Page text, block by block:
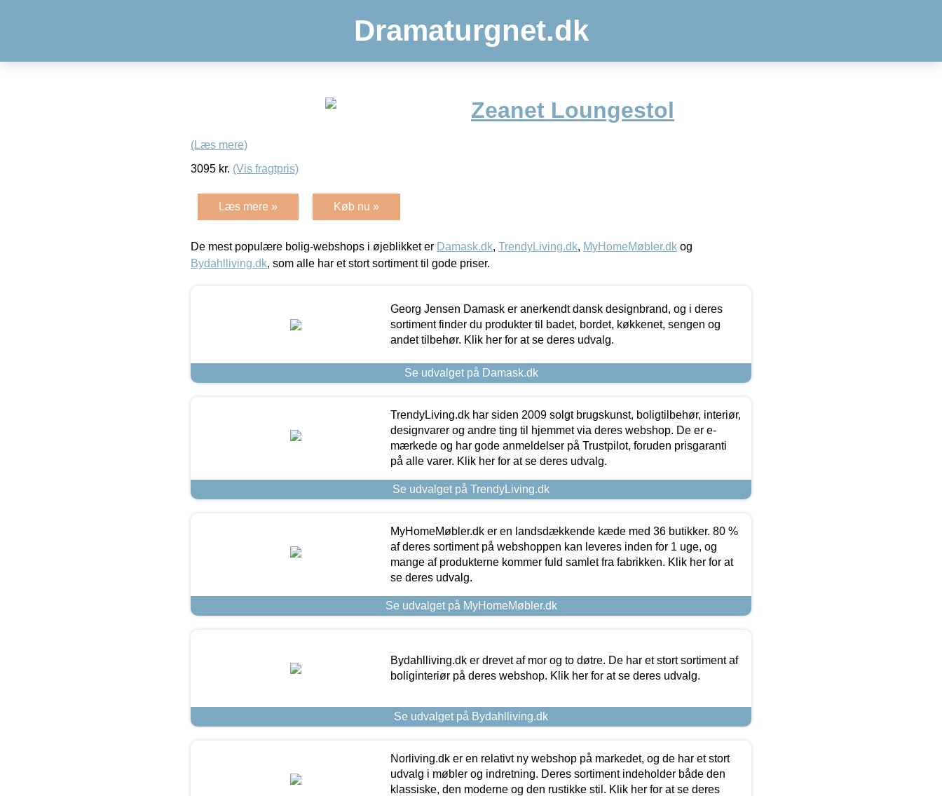
Dramaturgnet.dk
Zeanet Loungestol
(Læs mere)
3095 kr. (Vis fragtpris)
Læs mere » Køb nu »
De mest populære bolig-webshops i øjeblikket er Damask.dk, TrendyLiving.dk, MyHomeMøbler.dk og
Bydahlliving.dk, som alle har et stort sortiment til gode priser.
Georg Jensen Damask er anerkendt dansk designbrand, og i deres
sortiment finder du produkter til badet, bordet, køkkenet, sengen og
andet tilbehør. Klik her for at se deres udvalg.
Se udvalget på Damask.dk
TrendyLiving.dk har siden 2009 solgt brugskunst, boligtilbehør, interiør,
designvarer og andre ting til hjemmet via deres webshop. De er e-
mærkede og har gode anmeldelser på Trustpilot, foruden prisgaranti
på alle varer. Klik her for at se deres udvalg.
Se udvalget på TrendyLiving.dk
MyHomeMøbler.dk er en landsdækkende kæde med 36 butikker. 80 %
af deres sortiment på webshoppen kan leveres inden for 1 uge, og
mange af produkterne kommer fuld samlet fra fabrikken. Klik her for at
se deres udvalg.
Se udvalget på MyHomeMøbler.dk
Bydahlliving.dk er drevet af mor og to døtre. De har et stort sortiment af
boliginteriør på deres webshop. Klik her for at se deres udvalg.
Se udvalget på Bydahlliving.dk
Norliving.dk er en relativt ny webshop på markedet, og de har et stort
udvalg i møbler og indretning. Deres sortiment indeholder både den
klassiske, den moderne og den rustikke stil. Klik her for at se deres